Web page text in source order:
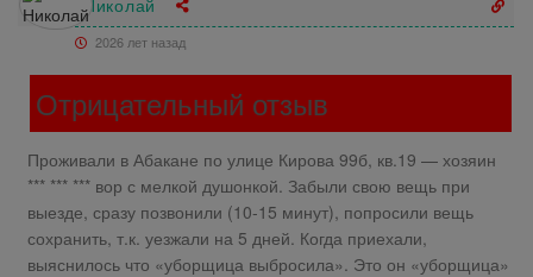
Николай
2026 лет назад
Отрицательный отзыв
Проживали в Абакане по улице Кирова 99б, кв.19 — хозяин
*** *** *** вор с мелкой душонкой. Забыли свою вещь при
выезде, сразу позвонили (10-15 минут), попросили вещь
сохранить, т.к. уезжали на 5 дней. Когда приехали,
выяснилось что «уборщица выбросила». Это он «уборщица»